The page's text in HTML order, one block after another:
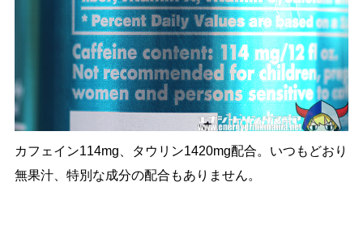
カフェイン114mg、タウリン1420mg配合。いつもどおり
無果汁、特別な成分の配合もありません。